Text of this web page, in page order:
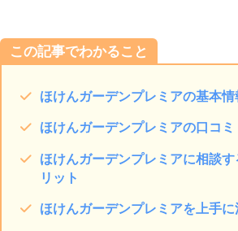
この記事でわかること
ほけんガーデンプレミアの基本情
ほけんガーデンプレミアの口コミ
ほけんガーデンプレミアに相談
リット
ほけんガーデンプレミアを上手